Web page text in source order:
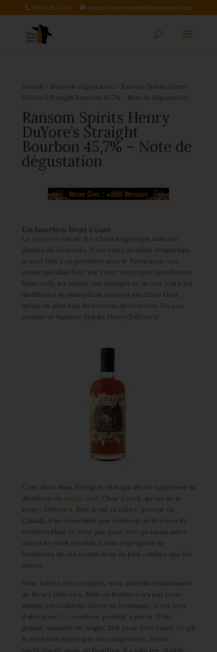
06 83 25 57 46 contact@privatewhiskysociety.com
Accueil Notes de dégustation
Ransom Spirits Henry
DuYore’s Straight Bourbon 45,7% – Note de dégustation
Ransom Spirits Henry
DuYore’s Straight
Bourbon 45,7% – Note de
dégustation
Un bourbon West Coast
Le bourbon est né il y a bien longtemps dans les
plaines du Kentucky. Il est resté pendant longtemps
le seul état à en produire avec le Tennessee, son
voisin qui allait finir par créer sa propre appellation.
Mais voilà, les temps ont changés et de nos jours les
distilleries se multiplient partout aux Etats Unis,
même au plus loin du berceau du bourbon. Un peu
comme ce Ransom Spirits Henry DuYore’s.
C’est donc dans l’Oregon, état qui abrite également la
distillerie de single malt Clear Creek, qu’est né le
Henry DuYore’s. Etat froid et côtier, proche du
Canada, il ne ressemble pas vraiment au berceau du
bourbon.Mais ce n’est pas pour cela qu’aucun autre
alcool n’y était produit. L’état regorgeait de
bouilleurs de cru locaux dont un plus célèbre que les
autres.
Vous l’aurez bien compris, nous parlons évidemment
de Henry DuYore’s. Mais ce bourbon n’a pas pour
unique particularité d’être un hommage. C’est tout
d’abord un Rye bourbon, produit à partir d’une
grande quantité de seigle, 31% pour être exact, ce qui
le rend plus épicé que ses congénères. Petite
particularité pour un bourbon, il a subi une double